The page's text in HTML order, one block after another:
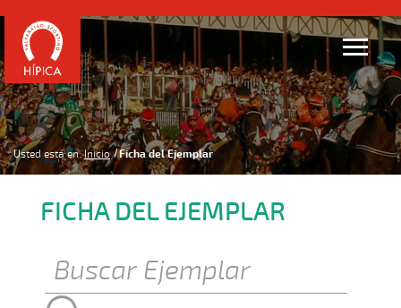
Usted está en: Inicio Ficha del Ejemplar
FICHA DEL EJEMPLAR